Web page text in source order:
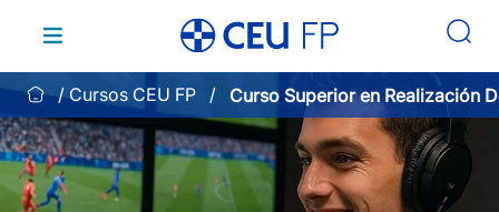
contenido
Cursos CEU FP
Curso Superior en Realización